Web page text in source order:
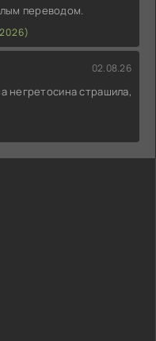
переводом.
02.08.26
негретосина страшила,